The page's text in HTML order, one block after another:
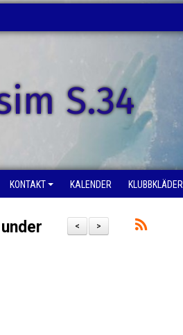
S.34
KONTAKT KALENDER KLUBBKLÄDER
>
<